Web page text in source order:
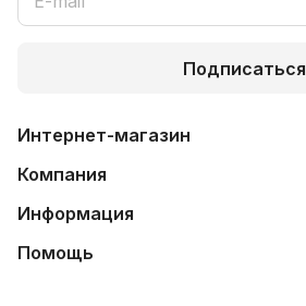
Подписаться
Интернет-магазин
Компания
Информация
Помощь